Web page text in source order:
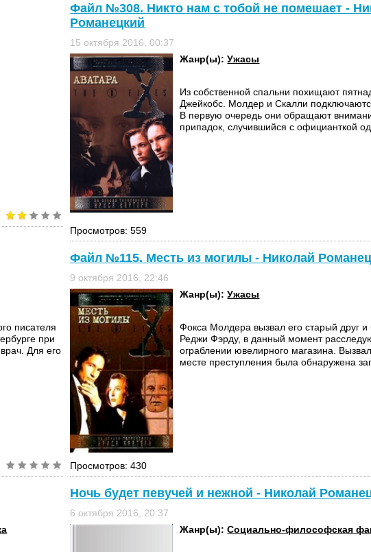
Файл №308. Никто нам с тобой не помешает -
Романецкий
15 октября 2016, 00:37
Жанр(ы):Ужасы
Из собственной спальни похищают
Джейкобс. Молдер и Скалли
В первую очередь они обращают
припадок, случившийся с официанткой
Просмотров: 559
писателя
при
Для его
Файл №115. Месть из могилы - Николай
9 октября 2016, 22:46
Жанр(ы):Ужасы
Фокса Молдера вызвал его старый друг
Реджи Фэрду, в данный момент
ограблении ювелирного магазина.
месте преступления была обнаружена
Просмотров: 430
Ночь будет певучей и нежной - Николай
6 октября 2016, 20:37
Жанр(ы):Социально-философская